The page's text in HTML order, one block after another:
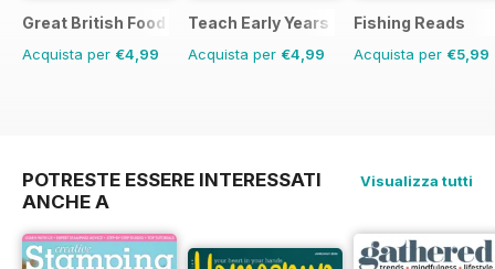
Great British Food
Acquista per €4,99
Teach Early Years
Acquista per €4,99
Fishing Reads
Acquista per €5,99
POTRESTE ESSERE INTERESSATI
ANCHE A
Visualizza tutti